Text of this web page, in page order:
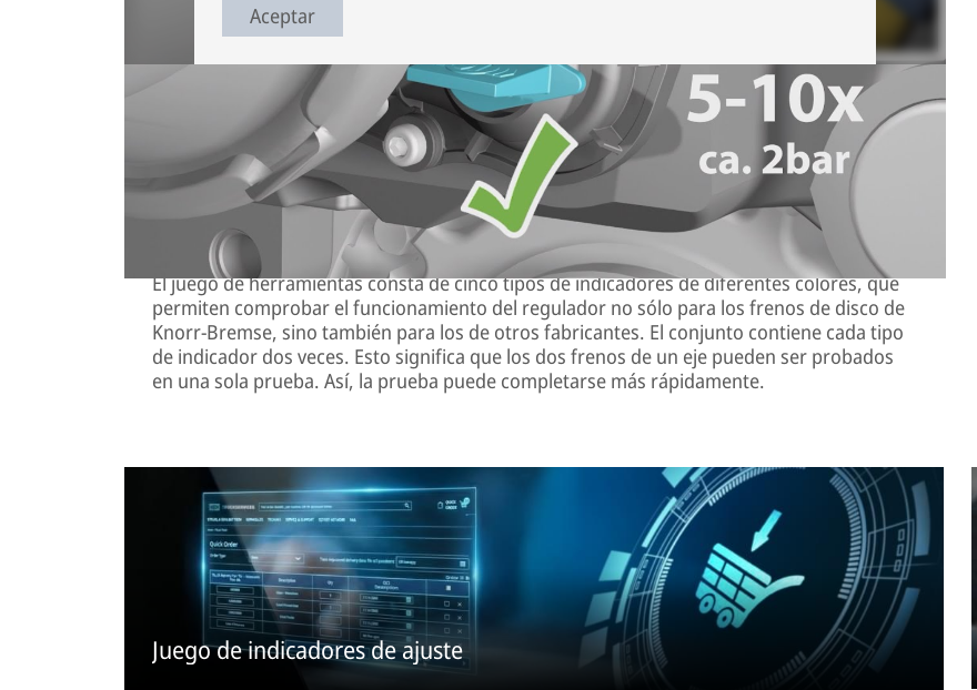
Aceptar
Esta animación ilustra el uso de la herramienta indicadora, y qué movimiento indica un
funcionamiento correcto o incorrecto del ajustador o calibrador. La descripción se refiere
únicamente a los frenos de disco Knorr-Bremse. Puede ser diferente para los frenos de disco de
otras marcas. Tenga en cuenta las instrucciones del respectivo fabricante del vehículo y del eje.
Indicadores para frenos de disco de todos los fabricantes habituales
El juego de herramientas consta de cinco tipos de indicadores de diferentes colores, que
permiten comprobar el funcionamiento del regulador no sólo para los frenos de disco de
Knorr-Bremse, sino también para los de otros fabricantes. El conjunto contiene cada tipo
de indicador dos veces. Esto significa que los dos frenos de un eje pueden ser probados
en una sola prueba. Así, la prueba puede completarse más rápidamente.
Juego de indicadores de ajuste